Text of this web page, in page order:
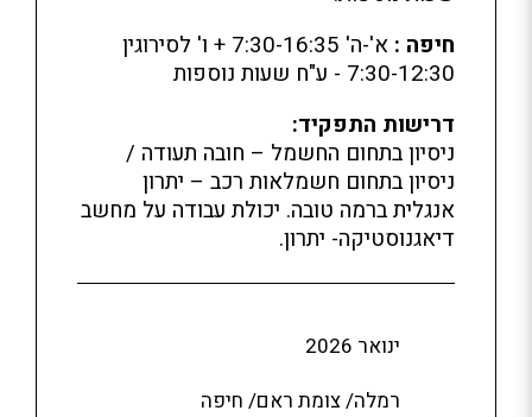
חיפה :
א'-ה' 7:30-16:35 + ו' לסירוגין
7:30-12:30 - ע"ח שעות נוספות
דרישות התפקיד:
ניסיון בתחום החשמל – חובה תעודה /
ניסיון בתחום חשמלאות רכב – יתרון
אנגלית ברמה טובה. יכולת עבודה על מחשב
דיאגנוסטיקה- יתרון.
ינואר 2026
רמלה/ צומת ראם/ חיפה